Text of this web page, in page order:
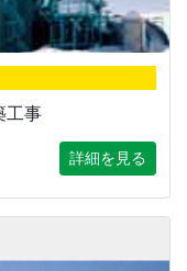
工事
詳細を見る